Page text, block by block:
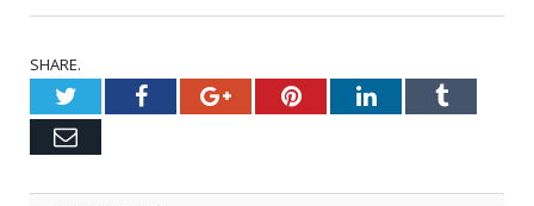
SHARE.
TwitterFacebookGoogle+PinterestLinkedInTumblr
Email